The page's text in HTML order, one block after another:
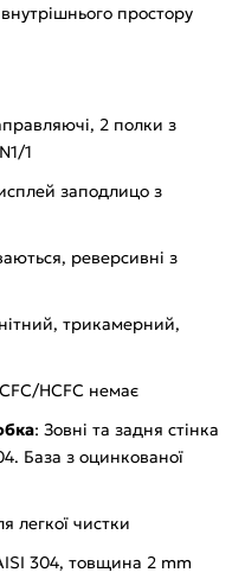
простору
2 полки з
1
заподлицо з
реверсивні з
трикамерний,
HCFC немає
: Зовні та задня стінка
База з оцинкованої
легкої чистки
304, товщина 2 mm